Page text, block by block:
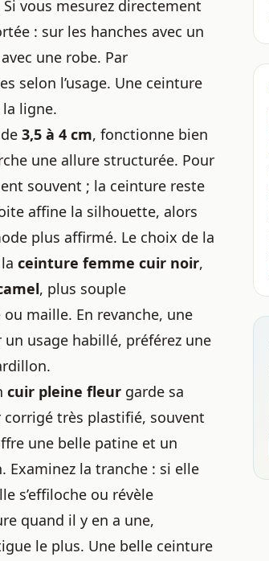
Si vous mesurez directement
: sur les hanches avec un
une robe. Par
selon l’usage. Une ceinture
ligne.
3,5 à 4 cm, fonctionne bien
une allure structurée. Pour
souvent ; la ceinture reste
affine la silhouette, alors
plus affirmé. Le choix de la
ceinture femme cuir noir,
, plus souple
maille. En revanche, une
usage habillé, préférez une
cuir pleine fleur garde sa
très plastifié, souvent
une belle patine et un
Examinez la tranche : si elle
s’effiloche ou révèle
quand il y en a une,
le plus. Une belle ceinture